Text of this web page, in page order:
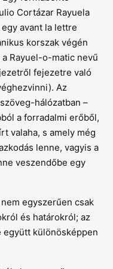
Cortázar Rayuela
avant la lettre
korszak végén
Rayuel-o-matic nevű
fejezetre való
Az
hálózatban –
a forradalmi erőből,
valaha, s amely még
lenne, vagyis a
veszendőbe egy
egyszerűen csak
és határokról; az
különösképpen